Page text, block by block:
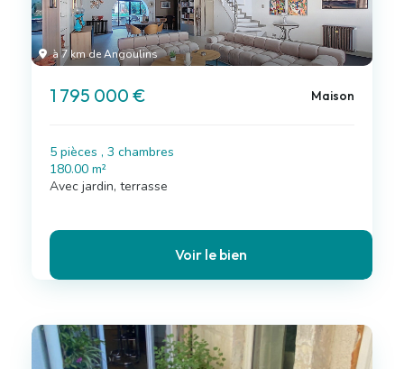
à 7 km de Angoulins
1 795 000 € Maison
5 pièces , 3 chambres
180.00 m²
Avec jardin, terrasse
Voir le bien